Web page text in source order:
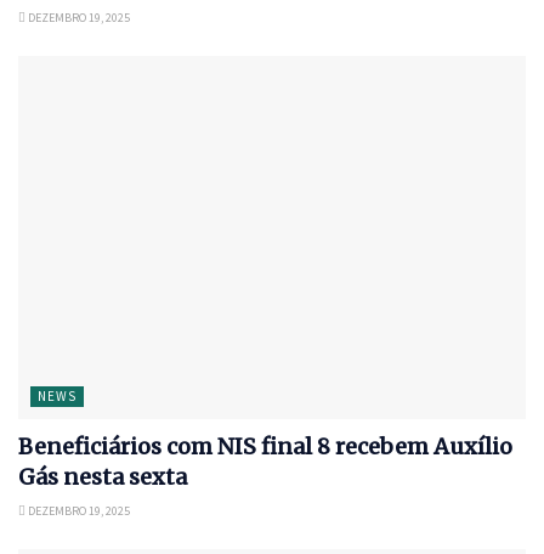
DEZEMBRO 19, 2025
NEWS
Beneficiários com NIS final 8 recebem Auxílio
Gás nesta sexta
DEZEMBRO 19, 2025